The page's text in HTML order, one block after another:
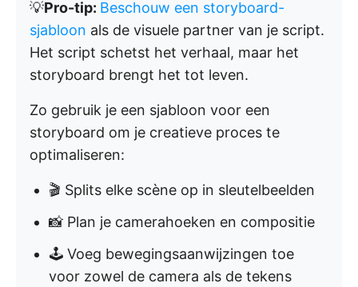
💡Pro-tip: Beschouw een storyboard-
sjabloon als de visuele partner van je script.
Het script schetst het verhaal, maar het
storyboard brengt het tot leven.
Zo gebruik je een sjabloon voor een
storyboard om je creatieve proces te
optimaliseren:
🎬 Splits elke scène op in sleutelbeelden
📸 Plan je camerahoeken en compositie
🕹️ Voeg bewegingsaanwijzingen toe
voor zowel de camera als de tekens